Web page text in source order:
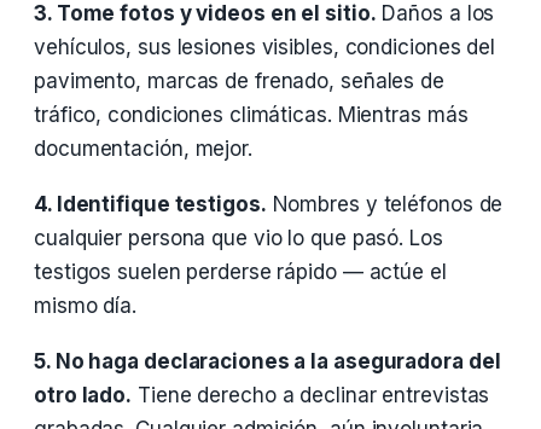
3. Tome fotos y videos en el sitio. Daños a los
vehículos, sus lesiones visibles, condiciones del
pavimento, marcas de frenado, señales de
tráfico, condiciones climáticas. Mientras más
documentación, mejor.
4. Identifique testigos. Nombres y teléfonos de
cualquier persona que vio lo que pasó. Los
testigos suelen perderse rápido — actúe el
mismo día.
5. No haga declaraciones a la aseguradora del
otro lado. Tiene derecho a declinar entrevistas